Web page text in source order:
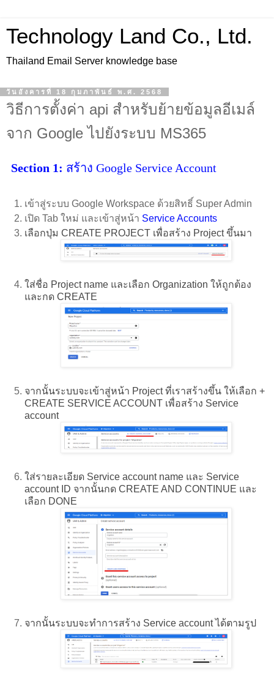
Technology Land Co., Ltd.
Thailand Email Server knowledge base
วันอังคารที่ 18 กุมภาพันธ์ พ.ศ. 2568
วิธีการตั้งค่า api สำหรับย้ายข้อมูลอีเมล์
จาก Google ไปยังระบบ MS365
Section 1: สร้าง Google Service Account
เข้าสู่ระบบ Google Workspace ด้วยสิทธิ์ Super Admin
เปิด Tab ใหม่ และเข้าสู่หน้า Service Accounts
เลือกปุ่ม CREATE PROJECT เพื่อสร้าง Project ขึ้นมา
ใส่ชื่อ Project name และเลือก Organization ให้ถูกต้อง
และกด CREATE
จากนั้นระบบจะเข้าสู่หน้า Project ที่เราสร้างขึ้น ให้เลือก +
CREATE SERVICE ACCOUNT เพื่อสร้าง Service
account
ใส่รายละเอียด Service account name และ Service
account ID จากนั้นกด CREATE AND CONTINUE และ
เลือก DONE
จากนั้นระบบจะทำการสร้าง Service account ได้ตามรูป